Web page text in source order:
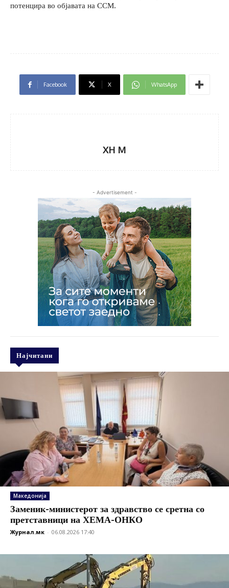
потенцира во објавата на ССМ.
Facebook X WhatsApp
XH M
- Advertisement -
Најчитани
Македонија
Заменик-министерот за здравство се сретна со
претставници на ХЕМА-ОНКО
Журнал.мк - 06.08.2026 17:40